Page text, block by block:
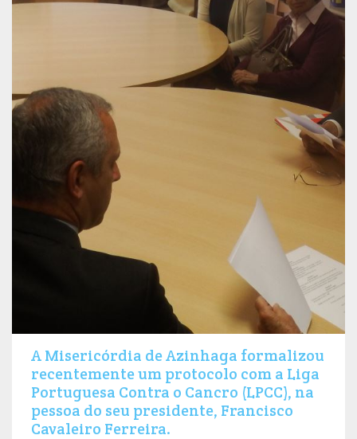
A Misericórdia de Azinhaga formalizou
recentemente um protocolo com a Liga
Portuguesa Contra o Cancro (LPCC), na
pessoa do seu presidente, Francisco
Cavaleiro Ferreira.